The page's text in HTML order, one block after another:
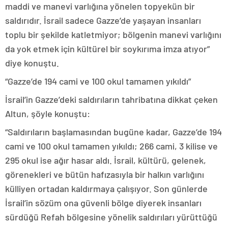
maddi ve manevi varlığına yönelen topyekün bir
saldırıdır. İsrail sadece Gazze’de yaşayan insanları
toplu bir şekilde katletmiyor; bölgenin manevi varlığını
da yok etmek için kültürel bir soykırıma imza atıyor”
diye konuştu.
“Gazze’de 194 cami ve 100 okul tamamen yıkıldı”
İsrail’in Gazze’deki saldırıların tahribatına dikkat çeken
Altun, şöyle konuştu:
“Saldırıların başlamasından bugüne kadar, Gazze’de 194
cami ve 100 okul tamamen yıkıldı; 266 cami, 3 kilise ve
295 okul ise ağır hasar aldı. İsrail, kültürü, gelenek,
görenekleri ve bütün hafızasıyla bir halkın varlığını
külliyen ortadan kaldırmaya çalışıyor. Son günlerde
İsrail’in sözüm ona güvenli bölge diyerek insanları
sürdüğü Refah bölgesine yönelik saldırıları yürüttüğü